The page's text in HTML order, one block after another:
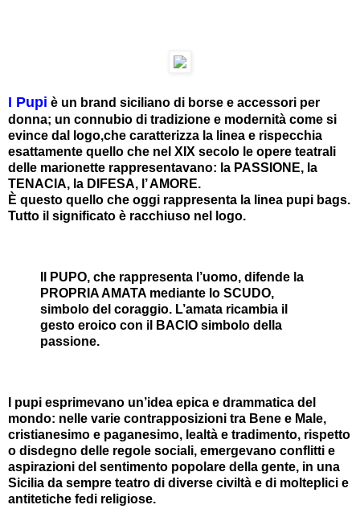
I Pupi è un brand siciliano di borse e accessori per
donna; un connubio di tradizione e modernità come si
evince dal logo,che caratterizza la linea e rispecchia
esattamente quello che nel XIX secolo le opere teatrali
delle marionette rappresentavano: la PASSIONE, la
TENACIA, la DIFESA, l’ AMORE.
È questo quello che oggi rappresenta la linea pupi bags.
Tutto il significato è racchiuso nel logo.
Il PUPO, che rappresenta l’uomo, difende la
PROPRIA AMATA mediante lo SCUDO,
simbolo del coraggio. L’amata ricambia il
gesto eroico con il BACIO simbolo della
passione.
I pupi esprimevano un’idea epica e drammatica del
mondo: nelle varie contrapposizioni tra Bene e Male,
cristianesimo e paganesimo, lealtà e tradimento, rispetto
o disdegno delle regole sociali, emergevano conflitti e
aspirazioni del sentimento popolare della gente, in una
Sicilia da sempre teatro di diverse civiltà e di molteplici e
antitetiche fedi religiose.